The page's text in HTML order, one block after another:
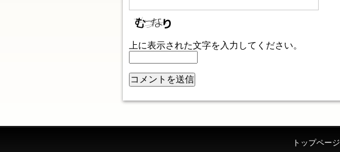
上に表示された文字を入力してください。
トップページ